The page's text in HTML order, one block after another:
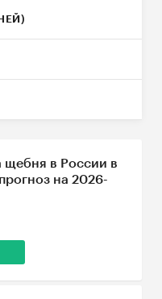
щебня в России в
на 2026-